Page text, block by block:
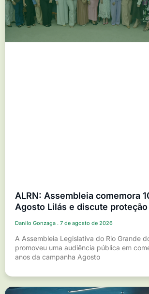
ALRN: Assembleia comemora
Agosto Lilás e discute
Danilo Gonzaga 7 de agosto de 2026
A Assembleia Legislativa do Rio Grande
promoveu uma audiência pública em
anos da campanha Agosto